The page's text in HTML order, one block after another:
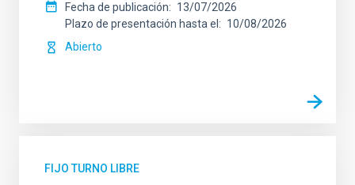
Fecha de publicación
13/07/2026
Plazo de presentación hasta el
10/08/2026
Abierto
FIJO TURNO LIBRE